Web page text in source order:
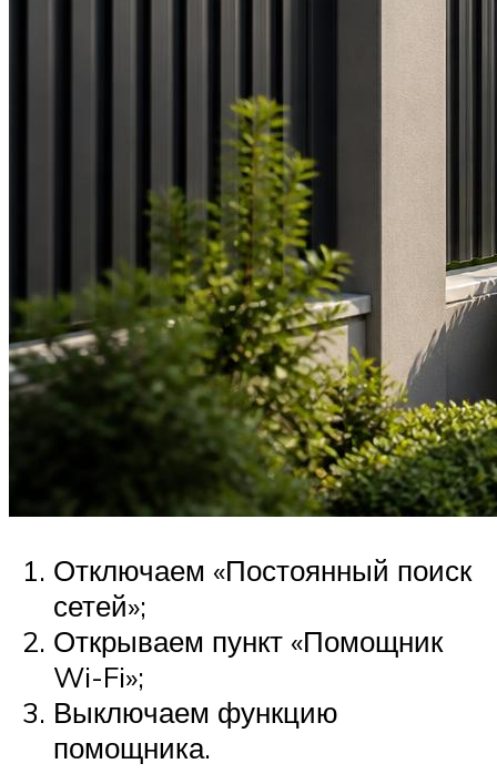
Отключаем «Постоянный поиск
сетей»;
Открываем пункт «Помощник
Wi-Fi»;
Выключаем функцию
помощника.